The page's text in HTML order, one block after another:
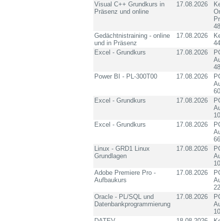
Visual C++ Grundkurs in
Präsenz und online
17.08.2026
Gedächtnistraining - online
und in Präsenz
17.08.2026
Excel - Grundkurs
17.08.2026
Power BI - PL-300T00
17.08.2026
Excel - Grundkurs
17.08.2026
Excel - Grundkurs
17.08.2026
Linux - GRD1 Linux
Grundlagen
17.08.2026
Adobe Premiere Pro -
Aufbaukurs
17.08.2026
Oracle - PL/SQL und
Datenbankprogrammierung
17.08.2026